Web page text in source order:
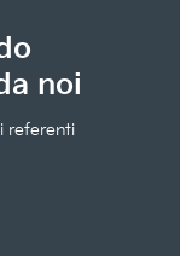
noi
referenti